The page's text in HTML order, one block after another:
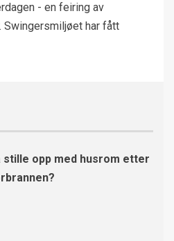
- en feiring av
Swingersmiljøet har fått
stille opp med husrom etter